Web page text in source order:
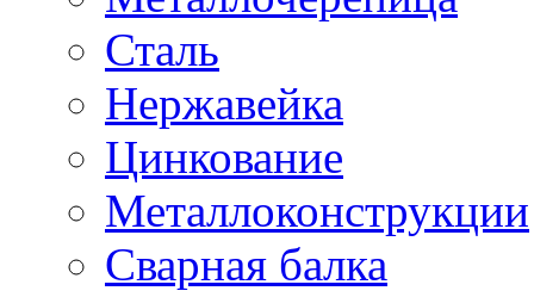
Сталь
Нержавейка
Цинкование
Металлоконструкции
Сварная балка